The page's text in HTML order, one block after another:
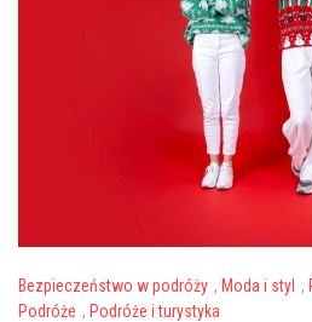
Bezpieczeństwo w podróży , Moda i styl ,
Podróże , Podróże i turystyka